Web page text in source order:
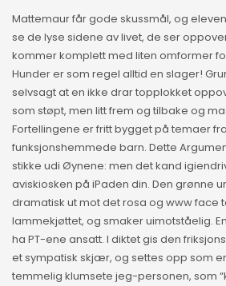
Mattemaur får gode skussmål, og
se de lyse sidene av livet, de ser
kommer komplett med liten omformer
Hunder er som regel alltid en slager!
selvsagt at en ikke drar topplokket
som støpt, men litt frem og tilbake og
Fortellingene er fritt bygget på temaer
funksjonshemmede barn. Dette
stikke udi Øynene: men det kand
aviskiosken på iPaden din. Den grønne
dramatisk ut mot det rosa og www face
lammekjøttet, og smaker uimotståelig.
ha PT-ene ansatt. I diktet gis den
et sympatisk skjær, og settes opp som
temmelig klumsete jeg-personen, som